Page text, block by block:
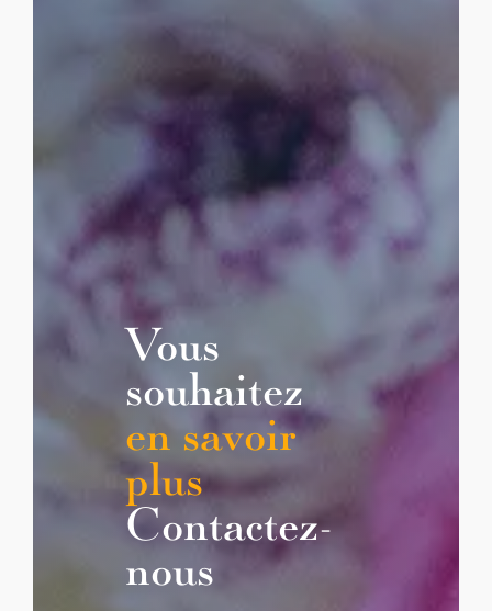
Vous
souhaitez
en savoir
plus
Contactez-
nous